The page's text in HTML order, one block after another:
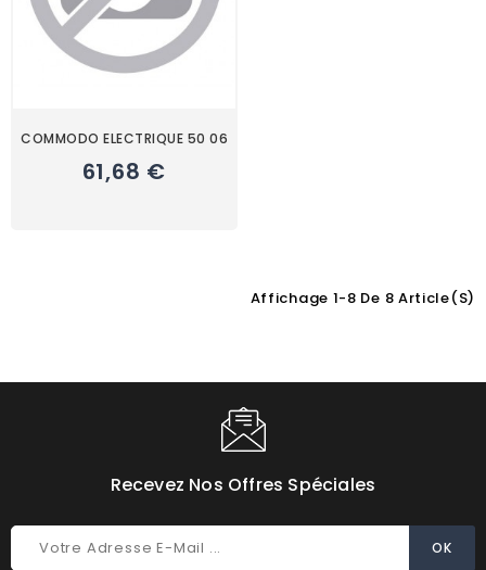
COMMODO ELECTRIQUE 50 06
61,68 €
Affichage 1-8 De 8 Article(s)
Recevez Nos Offres Spéciales